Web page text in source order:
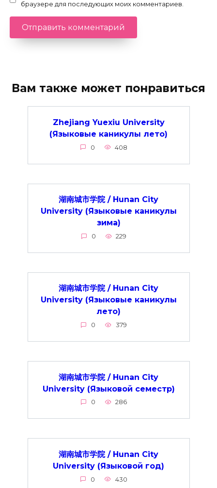
браузере для последующих моих комментариев.
Вам также может понравиться
Zhejiang Yuexiu University
(Языковые каникулы лето)
0 408
湖南城市学院 / Hunan City
University (Языковые каникулы
зима)
0 229
湖南城市学院 / Hunan City
University (Языковые каникулы
лето)
0 379
湖南城市学院 / Hunan City
University (Языковой семестр)
0 286
湖南城市学院 / Hunan City
University (Языковой год)
0 430